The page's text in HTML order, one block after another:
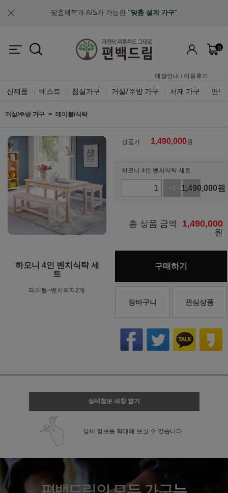
업계최초, 업계유일 체계적인 품질 검증 시스템
0
매장안내 / 이용후기
신제품 베스트 침실가구 거실/주방 가구 서재 가구 편백
거실/주방 가구 테이블/식탁
하모니 4인 벤치식탁 세
트
테이블+벤치의자2개
상품가 1,490,000원
하모니 4인 벤치식탁 세트
+1 -1
1,490,000원
총 상품 금액 1,490,000
원
구매하기
장바구니 관심상품
상세정보 새창 열기
상세 정보를 확대해 보실 수 있습니다.